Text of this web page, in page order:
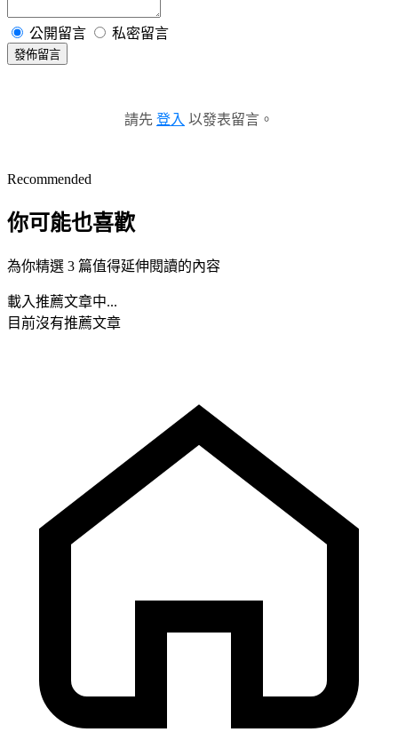
公開留言 私密留言
發佈留言
請先 登入 以發表留言。
Recommended
你可能也喜歡
為你精選 3 篇值得延伸閱讀的內容
載入推薦文章中...
目前沒有推薦文章